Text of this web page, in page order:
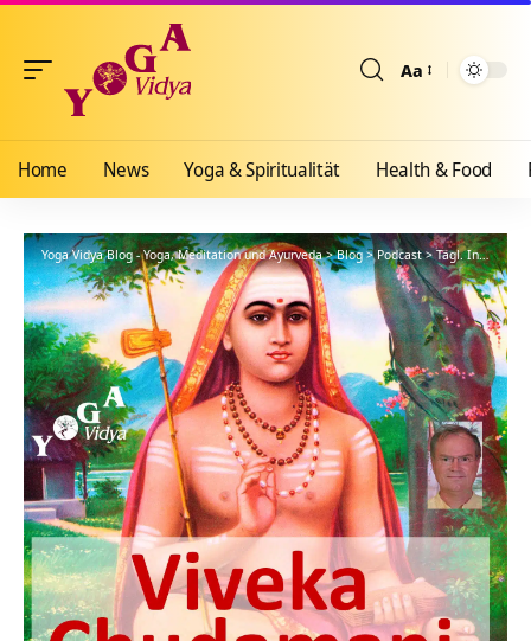
Aa
Home News Yoga & Spiritualität Health & Food
Yoga Vidya Blog - Yoga, Meditation und Ayurveda>Blog>Podcast>Tägl. Inspiration